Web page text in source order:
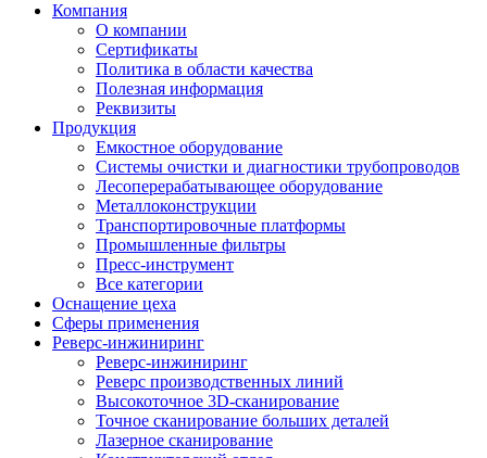
Компания
О компании
Сертификаты
Политика в области качества
Полезная информация
Реквизиты
Продукция
Емкостное оборудование
Системы очистки и диагностики трубопроводов
Лесоперерабатывающее оборудование
Металлоконструкции
Транспортировочные платформы
Промышленные фильтры
Пресс-инструмент
Все категории
Оснащение цеха
Сферы применения
Реверс-инжиниринг
Реверс-инжиниринг
Реверс производственных линий
Высокоточное 3D-сканирование
Точное сканирование больших деталей
Лазерное сканирование